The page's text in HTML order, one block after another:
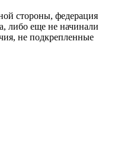
стороны, федерация
либо еще не начинали
не подкрепленные